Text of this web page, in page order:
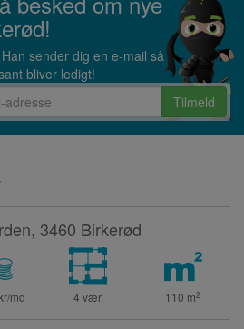
sender dig en e-mail så
bliver ledigt!
Tilmeld
3460 Birkerød
md 4 vær. 110 m2